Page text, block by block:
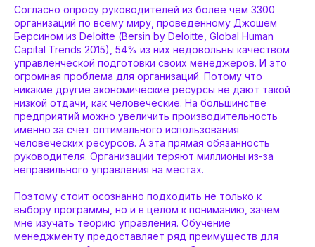
Согласно опросу руководителей из более чем 3300
организаций по всему миру, проведенному Джошем
Берсином из Deloitte (Вersin by Deloitte, Global Human
Capital Trends 2015), 54% из них недовольны качеством
управленческой подготовки своих менеджеров. И это
огромная проблема для организаций. Потому что
никакие другие экономические ресурсы не дают такой
низкой отдачи, как человеческие. На большинстве
предприятий можно увеличить производительность
именно за счет оптимального использования
человеческих ресурсов. А эта прямая обязанность
руководителя. Организации теряют миллионы из-за
неправильного управления на местах.
Поэтому стоит осознанно подходить не только к
выбору программы, но и в целом к пониманию, зачем
мне изучать теорию управления. Обучение
менеджменту предоставляет ряд преимуществ для